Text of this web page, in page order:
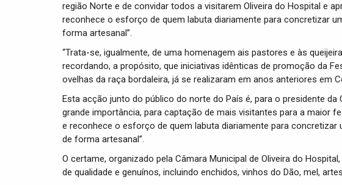
região Norte e de convidar todos a visitarem Oliveira do Hospital e
reconhece o esforço de quem labuta diariamente para concretizar
forma artesanal”.
“Trata-se, igualmente, de uma homenagem ais pastores e às
recordando, a propósito, que iniciativas idênticas de promoção da
ovelhas da raça bordaleira, já se realizaram em anos anteriores em
Esta acção junto do público do norte do País é, para o presidente da
grande importância, para captação de mais visitantes para a maior
e reconhece o esforço de quem labuta diariamente para concretizar
de forma artesanal”.
O certame, organizado pela Câmara Municipal de Oliveira do
de qualidade e genuínos, incluindo enchidos, vinhos do Dão, mel,